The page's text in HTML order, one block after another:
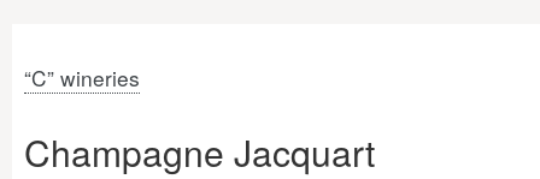
“C” wineries
Champagne Jacquart